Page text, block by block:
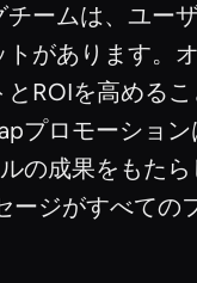
ームは、ユー
があります。
ROIを高める
プロモーショ
の成果をもたら
ジがすべての